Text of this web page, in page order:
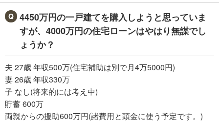
4450万円の一戸建てを購入しようと思っていま
すが、4000万円の住宅ローンはやはり無謀でし
ょうか？
夫 27歳 年収500万(住宅補助は別で月4万5000円)
妻 26歳 年収330万
子 なし(将来的には考え中)
貯蓄 600万
両親からの援助600万円(諸費用と頭金に使う予定です。)